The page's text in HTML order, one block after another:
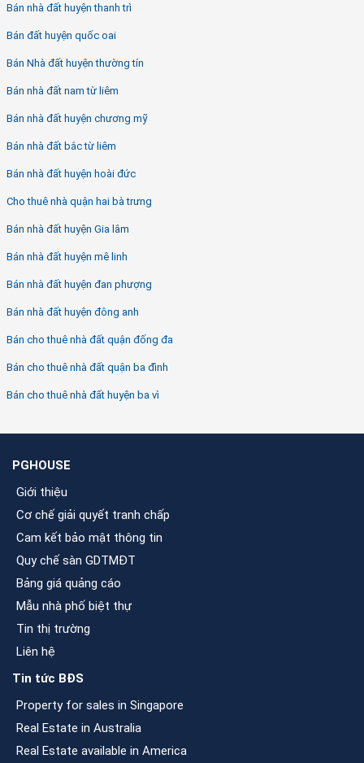
Bán nhà đất huyện thanh trì
Bán đất huyện quốc oai
Bán Nhà đất huyện thường tín
Bán nhà đất nam từ liêm
Bán nhà đất huyện chương mỹ
Bán nhà đất bắc từ liêm
Bán nhà đất huyện hoài đức
Cho thuê nhà quận hai bà trưng
Bán nhà đất huyện Gia lâm
Bán nhà đất huyện mê linh
Bán nhà đất huyện đan phượng
Bán nhà đất huyện đông anh
Bán cho thuê nhà đất quận đống đa
Bán cho thuê nhà đất quận ba đình
Bán cho thuê nhà đất huyện ba vì
PGHOUSE
Giới thiệu
Cơ chế giải quyết tranh chấp
Cam kết bảo mật thông tin
Quy chế sàn GDTMĐT
Bảng giá quảng cáo
Mẫu nhà phố biệt thự
Tin thị trường
Liên hệ
Tin tức BĐS
Property for sales in Singapore
Real Estate in Australia
Real Estate available in America